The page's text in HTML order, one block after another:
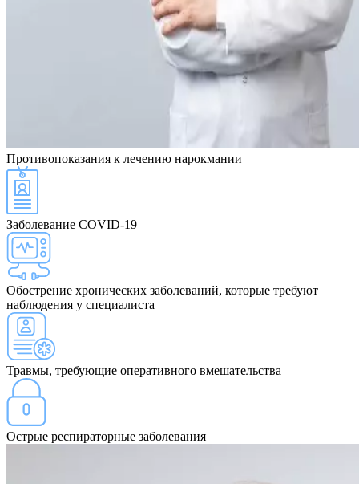
Противопоказания к лечению нарокмании
Заболевание COVID-19
Обострение хронических заболеваний, которые требуют
наблюдения у специалиста
Травмы, требующие оперативного вмешательства
Острые респираторные заболевания